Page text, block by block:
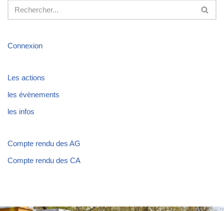
Connexion
Les actions
les évènements
les infos
Compte rendu des AG
Compte rendu des CA